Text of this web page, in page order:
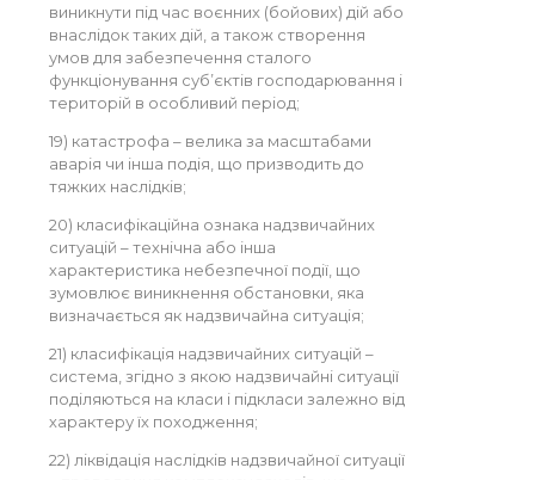
виникнути під час воєнних (бойових) дій або
внаслідок таких дій, а також створення
умов для забезпечення сталого
функціонування суб’єктів господарювання і
територій в особливий період;
19) катастрофа – велика за масштабами
аварія чи інша подія, що призводить до
тяжких наслідків;
20) класифікаційна ознака надзвичайних
ситуацій – технічна або інша
характеристика небезпечної події, що
зумовлює виникнення обстановки, яка
визначається як надзвичайна ситуація;
21) класифікація надзвичайних ситуацій –
система, згідно з якою надзвичайні ситуації
поділяються на класи і підкласи залежно від
характеру їх походження;
22) ліквідація наслідків надзвичайної ситуації